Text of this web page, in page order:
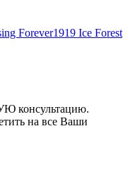
Forever1919 Ice Forest
консультацию.
на все Ваши